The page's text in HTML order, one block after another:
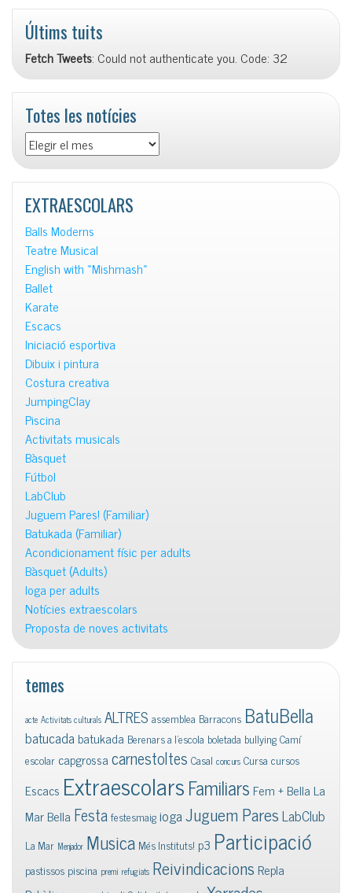
Últims tuits
Fetch Tweets: Could not authenticate you. Code: 32
Totes les notícies
Totes
les
notícies
EXTRAESCOLARS
Balls Moderns
Teatre Musical
English with «Mishmash»
Ballet
Karate
Escacs
Iniciació esportiva
Dibuix i pintura
Costura creativa
JumpingClay
Piscina
Activitats musicals
Bàsquet
Fútbol
LabClub
Juguem Pares! (Familiar)
Batukada (Familiar)
Acondicionament físic per adults
Bàsquet (Adults)
Ioga per adults
Notícies extraescolars
Proposta de noves activitats
temes
acte Activitats culturals ALTRES assemblea Barracons BatuBella
batucadabatukada Berenars a l'escola boletada bullyingCamí
escolar capgrossacarnestoltes Casal concurs Cursa cursos
Escacs ExtraescolarsFamiliars Fem + Bella La
Mar Bella FestafestesmaigiogaJuguem ParesLabClub
La Mar Menjador Musica Més Instituts! p3 Participació
pastissos piscina premi refugiats Reivindicacions Repla